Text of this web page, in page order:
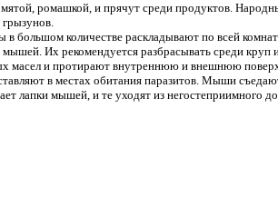
ромашкой, и прячут среди продуктов.
большом количестве раскладывают по всей
Их рекомендуется разбрасывать среди круп
масел и протирают внутреннюю и внешнюю
в местах обитания паразитов. Мыши
лапки мышей, и те уходят из негостеприимного